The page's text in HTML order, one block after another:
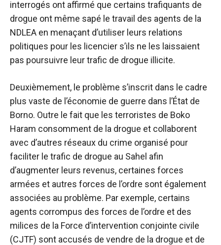
interrogés ont affirmé que certains trafiquants de
drogue ont même sapé le travail des agents de la
NDLEA en menaçant d’utiliser leurs relations
politiques pour les licencier s’ils ne les laissaient
pas poursuivre leur trafic de drogue illicite.
Deuxièmement, le problème s’inscrit dans le cadre
plus vaste de l’économie de guerre dans l’État de
Borno. Outre le fait que les terroristes de Boko
Haram consomment de la drogue et collaborent
avec d’autres réseaux du crime organisé pour
faciliter le trafic de drogue au Sahel afin
d’augmenter leurs revenus, certaines forces
armées et autres forces de l’ordre sont également
associées au problème. Par exemple, certains
agents corrompus des forces de l’ordre et des
milices de la Force d’intervention conjointe civile
(CJTF) sont accusés de vendre de la drogue et de